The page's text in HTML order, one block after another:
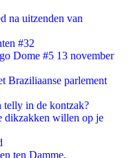
na uitzenden van
#32
Dome #5 13 november
Braziliaanse parlement
telly in de kontzak?
dikzakken willen op je
ten Damme.